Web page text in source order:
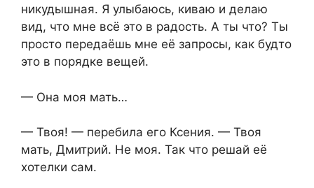
никудышная. Я улыбаюсь, киваю и делаю
вид, что мне всё это в радость. А ты что? Ты
просто передаёшь мне её запросы, как будто
это в порядке вещей.
— Она моя мать…
— Твоя! — перебила его Ксения. — Твоя
мать, Дмитрий. Не моя. Так что решай её
хотелки сам.